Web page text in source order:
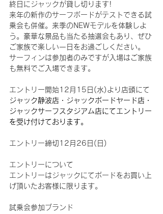
終日にジャックが貸し切ります!
来年の新作のサーフボードがテストできる試
乗会も併催。来季のNEWモデルを体験しよ
う。豪華な景品も当たる抽選会もあり、ぜひ
ご家族で楽しい一日をお過ごしください。
サーフィンは参加者のみですが入場はご家族
も無料でご入場できます。
エントリー開始12月15日(水)より店頭にて
ジャック静波店・ジャックボードヤード店・
ジャックサーフスタジアム店にてエントリー
を受け付けております。
エントリー締切12月26日(日)
エントリーについて
エントリーはジャックにてボードをお買い上
げ頂いたお客様に限ります。
試乗会参加ブランド